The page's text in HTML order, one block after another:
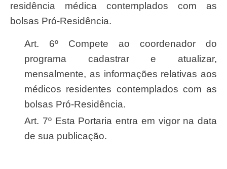
residência médica contemplados com as
bolsas Pró-Residência.
Art. 6º Compete ao coordenador do
programa cadastrar e atualizar,
mensalmente, as informações relativas aos
médicos residentes contemplados com as
bolsas Pró-Residência.
Art. 7º Esta Portaria entra em vigor na data
de sua publicação.